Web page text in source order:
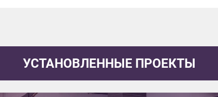
УСТАНОВЛЕННЫЕ ПРОЕКТЫ